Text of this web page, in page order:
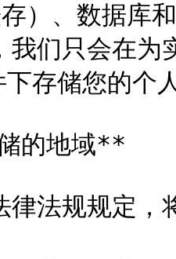
）、数据库
们只会在为
存储您的个
的地域**
法规规定，